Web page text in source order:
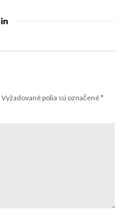
Vyžadované polia sú označené*